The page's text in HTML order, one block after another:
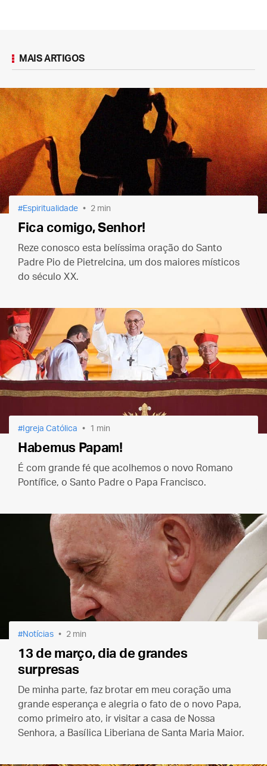
MAIS ARTIGOS
Espiritualidade 2 min
Fica comigo, Senhor!
Reze conosco esta belíssima oração do Santo
Padre Pio de Pietrelcina, um dos maiores místicos
do século XX.
Igreja Católica 1 min
Habemus Papam!
É com grande fé que acolhemos o novo Romano
Pontífice, o Santo Padre o Papa Francisco.
Notícias 2 min
13 de março, dia de grandes
surpresas
De minha parte, faz brotar em meu coração uma
grande esperança e alegria o fato de o novo Papa,
como primeiro ato, ir visitar a casa de Nossa
Senhora, a Basílica Liberiana de Santa Maria Maior.